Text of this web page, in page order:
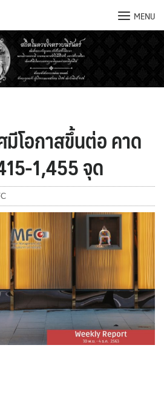
MENU
มีโอกาสขึ้นต่อ คาด
1,455 จุด